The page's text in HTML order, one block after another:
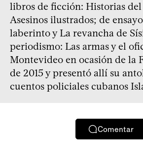
libros de ficción: Historias del
Asesinos ilustrados; de
laberinto y La revancha de
periodismo: Las armas y el
Montevideo en ocasión de la
de 2015 y presentó allí su
cuentos policiales cubanos
Comentar